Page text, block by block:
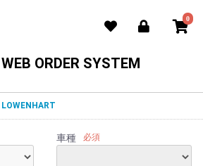
0
ORDER SYSTEM
LOWENHART
車種 必須